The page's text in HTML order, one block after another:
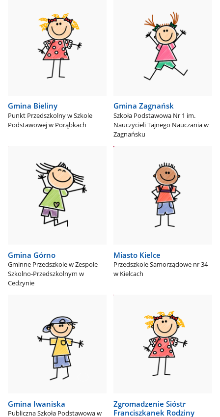
Gmina Bieliny
Punkt Przedszkolny w Szkole
Podstawowej w Porąbkach
Gmina Zagnańsk
Szkoła Podstawowa Nr 1 im.
Nauczycieli Tajnego Nauczania w
Zagnańsku
Gmina Górno
Gminne Przedszkole w Zespole
Szkolno-Przedszkolnym w
Cedzynie
Miasto Kielce
Przedszkole Samorządowe nr 34
w Kielcach
Gmina Iwaniska
Publiczna Szkoła Podstawowa w
Zgromadzenie Sióstr
Franciszkanek Rodziny